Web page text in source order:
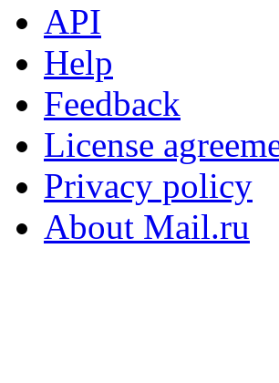
API
Help
Feedback
License
Privacy policy
About Mail.ru